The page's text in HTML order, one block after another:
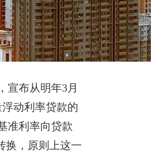
宣布从明年3月
动利率贷款的
准利率向贷款
换，原则上这一